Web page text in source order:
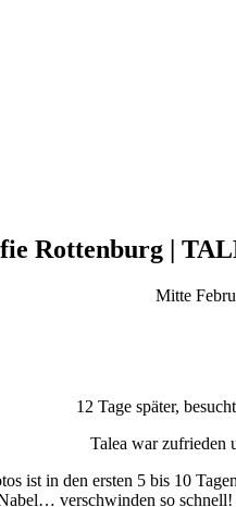
Rottenburg |
Mitte
12 Tage später,
Talea war zufrieden
ist in den ersten 5 bis 10
verschwinden so